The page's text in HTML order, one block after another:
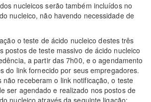
nucleicos serão também incluídos no
nucleico, não havendo necessidade de
o teste de ácido nucleico destes três
postos de teste massivo de ácido nucleico
a partir das 7h00, e o agendamento
do link fornecido por seus empregadores.
não receberam o link notificação, o teste
ser agendado e realizado nos postos de
nucleico através da seguinte ligação: